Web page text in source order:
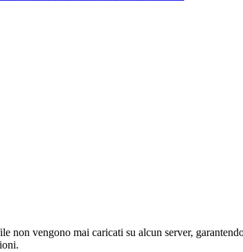
vengono mai caricati su alcun server,